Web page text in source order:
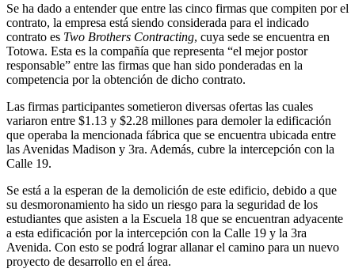
Se ha dado a entender que entre las cinco firmas que compiten por el
contrato, la empresa está siendo considerada para el indicado
contrato es Two Brothers Contracting, cuya sede se encuentra en
Totowa. Esta es la compañía que representa “el mejor postor
responsable” entre las firmas que han sido ponderadas en la
competencia por la obtención de dicho contrato.
Las firmas participantes sometieron diversas ofertas las cuales
variaron entre $1.13 y $2.28 millones para demoler la edificación
que operaba la mencionada fábrica que se encuentra ubicada entre
las Avenidas Madison y 3ra. Además, cubre la intercepción con la
Calle 19.
Se está a la esperan de la demolición de este edificio, debido a que
su desmoronamiento ha sido un riesgo para la seguridad de los
estudiantes que asisten a la Escuela 18 que se encuentran adyacente
a esta edificación por la intercepción con la Calle 19 y la 3ra
Avenida. Con esto se podrá lograr allanar el camino para un nuevo
proyecto de desarrollo en el área.